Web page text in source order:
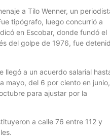
a Tilo Wenner, un
tipógrafo, luego concurrió a
en Escobar, donde fundó el
del golpe de 1976, fue
llegó a un acuerdo salarial
mayo, del 6 por ciento en junio,
para ajustar por la
a calle 76 entre 112 y